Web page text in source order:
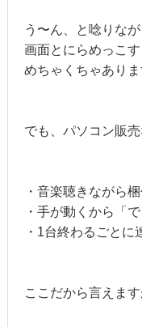
う〜ん、と唸りなが
画面とにらめっこ
めちゃくちゃありま
でも、パソコン販売
・音楽聴きながら
・手が動くから「
・1台終わるごとに
ここだから言えます